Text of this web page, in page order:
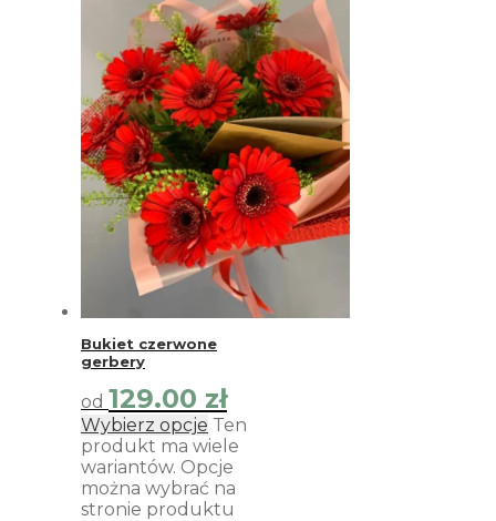
Bukiet czerwone
gerbery
od 129.00 zł
Wybierz opcje Ten
produkt ma wiele
wariantów. Opcje
można wybrać na
stronie produktu